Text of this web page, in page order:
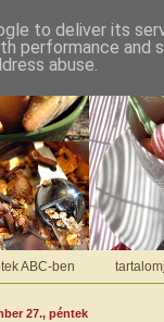
ABC-ben
27., péntek
to deliver its
performance
abuse.